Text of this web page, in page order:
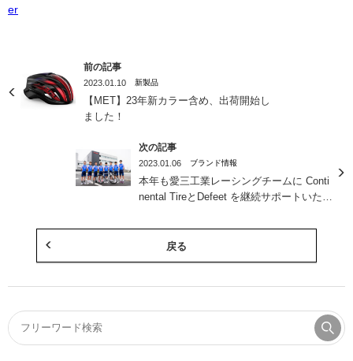
er
前の記事
2023.01.10 新製品
【MET】23年新カラー含め、出荷開始し
ました！
次の記事
2023.01.06 ブランド情報
本年も愛三工業レーシングチームに Conti
nental TireとDefeet を継続サポートいたし
戻る